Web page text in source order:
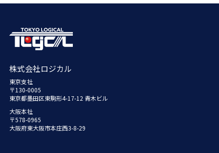
株式会社ロジカル
東京支社
〒130-0005
東京都墨田区東駒形4-17-12 青木ビル
大阪本社
〒578-0965
大阪府東大阪市本庄西3-8-29